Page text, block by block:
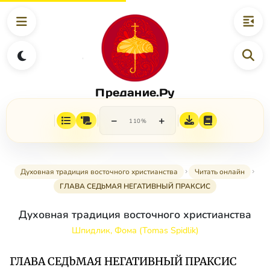
Предание.Ру
− 110% +
Духовная традиция восточного христианства
Читать онлайн
ГЛАВА СЕДbМАЯ НЕГАТИВНЫЙ ПРАКСИС
Духовная традиция восточного христианства
Шпидлик, Фома (Tomas Spidlik)
ГЛАВА СЕДbМАЯ НЕГАТИВНЫЙ ПРАКСИС